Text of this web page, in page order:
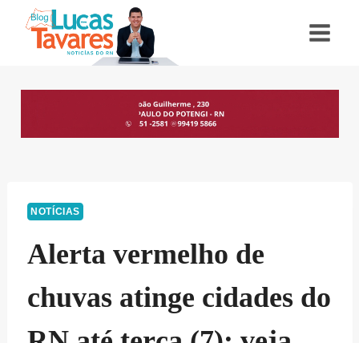
NOTÍCIAS
Alerta vermelho de
chuvas atinge cidades do